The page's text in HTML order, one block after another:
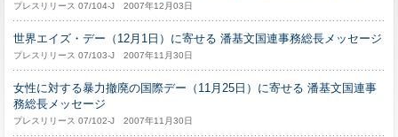
プレスリリース 07/104-J 2007年12月03日
世界エイズ・デー（12月1日）に寄せる 潘基文国連事務総長メッセージ
プレスリリース 07/103-J 2007年11月30日
女性に対する暴力撤廃の国際デー（11月25日）に寄せる 潘基文国連事
務総長メッセージ
プレスリリース 07/102-J 2007年11月30日